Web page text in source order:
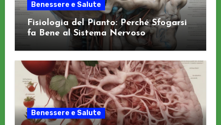
Benessere e Salute
Fisiologia del Pianto: Perché Sfogarsi
fa Bene al Sistema Nervoso
Benessere e Salute